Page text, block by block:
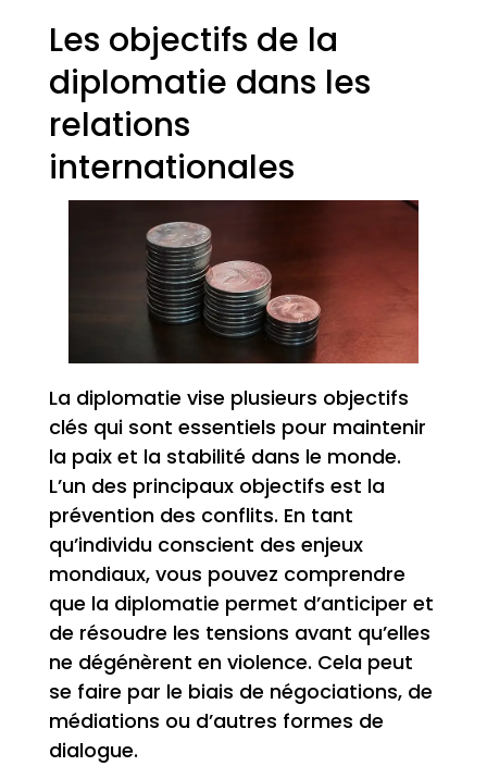
Les objectifs de la
diplomatie dans les
relations
internationales
La diplomatie vise plusieurs objectifs
clés qui sont essentiels pour maintenir
la paix et la stabilité dans le monde.
L’un des principaux objectifs est la
prévention des conflits. En tant
qu’individu conscient des enjeux
mondiaux, vous pouvez comprendre
que la diplomatie permet d’anticiper et
de résoudre les tensions avant qu’elles
ne dégénèrent en violence. Cela peut
se faire par le biais de négociations, de
médiations ou d’autres formes de
dialogue.